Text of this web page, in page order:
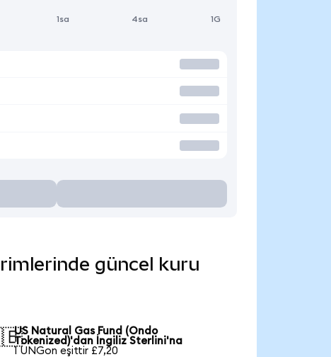
1sa 4sa 1G
güncel kuru
US Natural Gas Fund (Ondo
Tokenized)'dan İngiliz Sterlini'na
1 UNGon eşittir £7,20